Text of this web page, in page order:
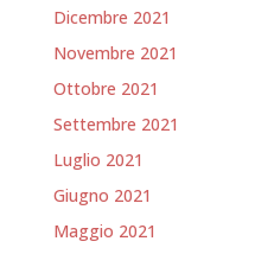
Dicembre 2021
Novembre 2021
Ottobre 2021
Settembre 2021
Luglio 2021
Giugno 2021
Maggio 2021